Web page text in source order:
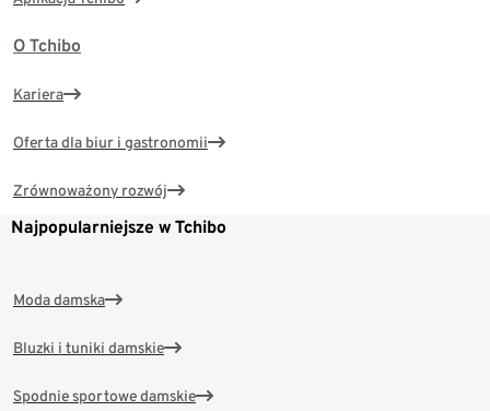
O Tchibo
Kariera
Oferta dla biur i gastronomii
Zrównoważony rozwój
Najpopularniejsze w Tchibo
Moda damska
Bluzki i tuniki damskie
Spodnie sportowe damskie